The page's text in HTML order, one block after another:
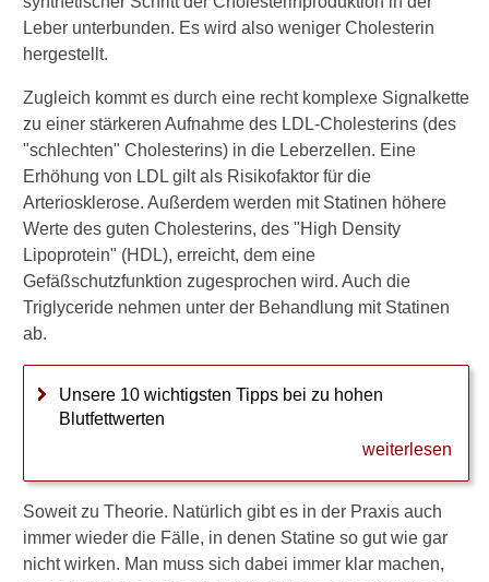
Leber unterbunden. Es wird also weniger Cholesterin
hergestellt.
Zugleich kommt es durch eine recht komplexe Signalkette
zu einer stärkeren Aufnahme des LDL-Cholesterins (des
"schlechten" Cholesterins) in die Leberzellen. Eine
Erhöhung von LDL gilt als Risikofaktor für die
Arteriosklerose. Außerdem werden mit Statinen höhere
Werte des guten Cholesterins, des "High Density
Lipoprotein" (HDL), erreicht, dem eine
Gefäßschutzfunktion zugesprochen wird. Auch die
Triglyceride nehmen unter der Behandlung mit Statinen
ab.
Unsere 10 wichtigsten Tipps bei zu hohen
Blutfettwerten
weiterlesen
Soweit zu Theorie. Natürlich gibt es in der Praxis auch
immer wieder die Fälle, in denen Statine so gut wie gar
nicht wirken. Man muss sich dabei immer klar machen,
Verwandte Beiträge
W
s
i
s
t
w
e
n
n
i
S
t
n
i
c